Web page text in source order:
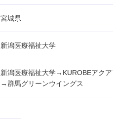
宮城県
新潟医療福祉大学
新潟医療福祉大学→KUROBEアク
→群馬グリーンウイングス